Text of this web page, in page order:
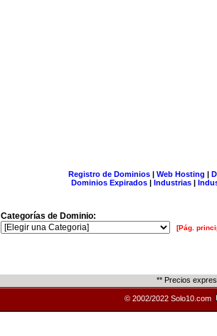
Registro de Dominios| Web Hosting |
Dominios Expirados | Industrias |
Categorías de Dominio:
[Pág.
** Precios
© 2002/2022 Solo10.com